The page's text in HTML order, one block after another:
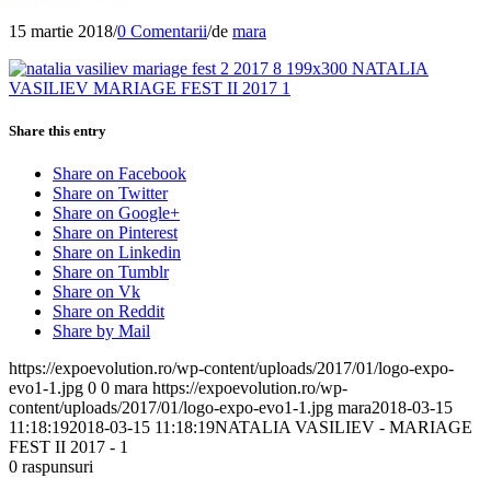
15 martie 2018/0 Comentarii/de mara
Share this entry
Share on Facebook
Share on Twitter
Share on Google+
Share on Pinterest
Share on Linkedin
Share on Tumblr
Share on Vk
Share on Reddit
Share by Mail
https://expoevolution.ro/wp-content/uploads/2017/01/logo-expo-
evo1-1.jpg 0 0 mara https://expoevolution.ro/wp-
content/uploads/2017/01/logo-expo-evo1-1.jpg mara2018-03-15
11:18:192018-03-15 11:18:19NATALIA VASILIEV - MARIAGE
FEST II 2017 - 1
0 raspunsuri